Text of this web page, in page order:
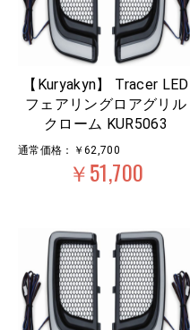
【Kuryakyn】 Tracer LED
フェアリングロアグリル
クローム KUR5063
通常価格：￥62,700
￥51,700